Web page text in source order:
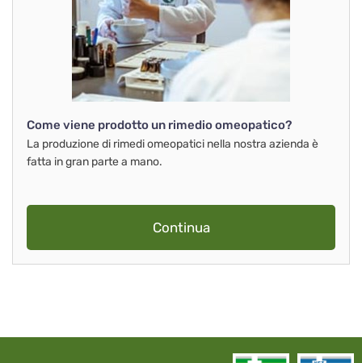
Come viene prodotto un rimedio omeopatico?
La produzione di rimedi omeopatici nella nostra azienda è
fatta in gran parte a mano.
Continua